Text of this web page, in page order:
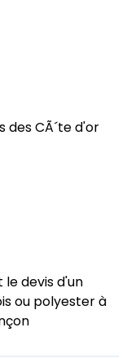
des CÃ´te d'or
devis d'un
ou polyester à